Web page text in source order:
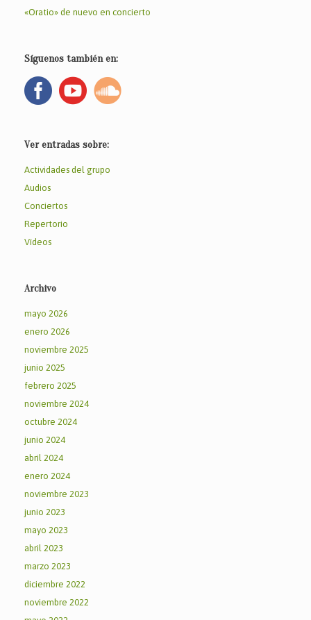
«Oratio» de nuevo en concierto
Síguenos también en:
Ver entradas sobre:
Actividades del grupo
Audios
Conciertos
Repertorio
Vídeos
Archivo
mayo 2026
enero 2026
noviembre 2025
junio 2025
febrero 2025
noviembre 2024
octubre 2024
junio 2024
abril 2024
enero 2024
noviembre 2023
junio 2023
mayo 2023
abril 2023
marzo 2023
diciembre 2022
noviembre 2022